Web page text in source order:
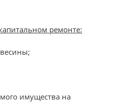
ремонте:
имущества на